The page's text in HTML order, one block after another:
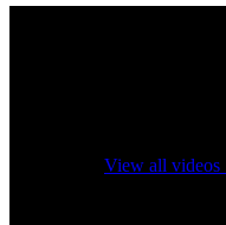
View all videos